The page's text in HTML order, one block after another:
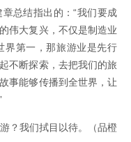
总结指出的：“我们要成
伟大复兴，不仅是制造业
界第一，那旅游业是先行
不断探索，去把我们的旅
事能够传播到全世界，让
？我们拭目以待。（品橙